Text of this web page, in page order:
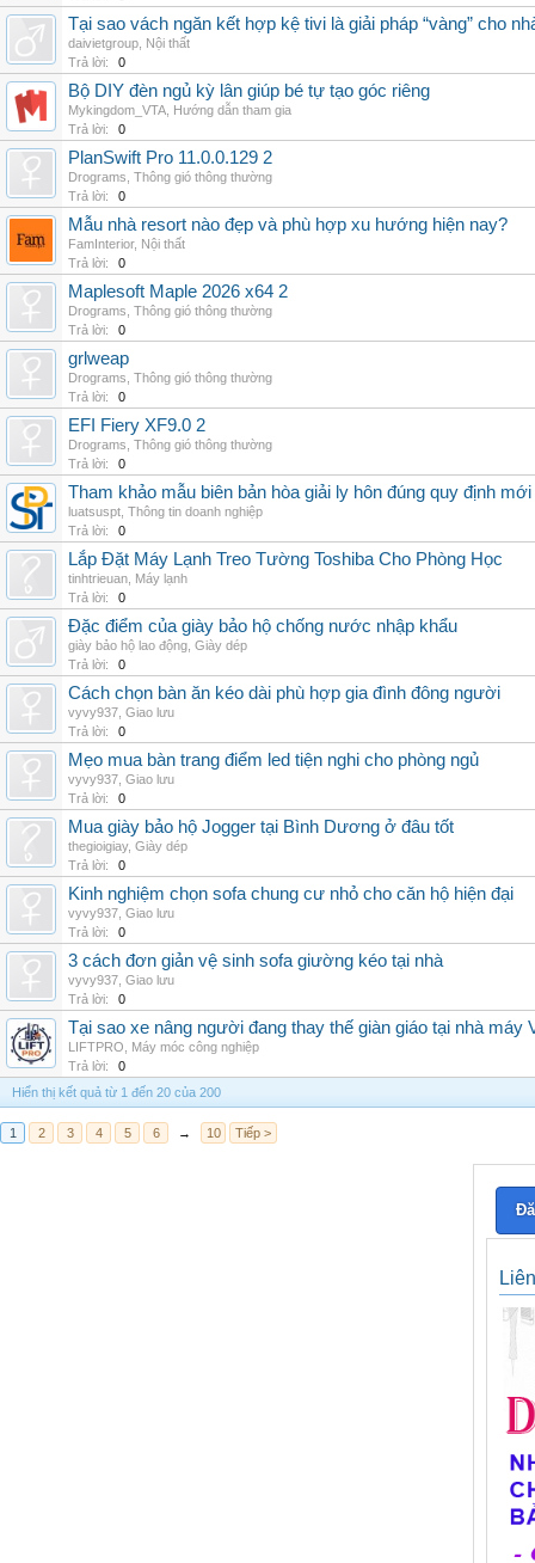
Tại sao vách ngăn kết hợp kệ tivi là giải pháp “vàng” cho
daivietgroup Nội thất
Trả lời:
0
Bộ DIY đèn ngủ kỳ lân giúp bé tự tạo góc riêng
Mykingdom_VTA Hướng dẫn tham gia
Trả lời:
0
PlanSwift Pro 11.0.0.129 2
Drograms Thông gió thông thường
Trả lời:
0
Mẫu nhà resort nào đẹp và phù hợp xu hướng hiện nay?
FamInterior, Nội thất
Trả lời:
0
Maplesoft Maple 2026 x64 2
Drograms Thông gió thông thường
Trả lời:
0
grlweap
Drograms Thông gió thông thường
Trả lời:
0
EFI Fiery XF9.0 2
Drograms Thông gió thông thường
Trả lời:
0
Tham khảo mẫu biên bản hòa giải ly hôn đúng quy định mới
luatsuspt Thông tin doanh nghiệp
Trả lời:
0
Lắp Đặt Máy Lạnh Treo Tường Toshiba Cho Phòng Học
tinhtrieuan Máy lạnh
Trả lời:
0
Đặc điểm của giày bảo hộ chống nước nhập khẩu
giày bảo hộ lao động Giày dép
Trả lời:
0
Cách chọn bàn ăn kéo dài phù hợp gia đình đông người
vyvy937 Giao lưu
Trả lời:
0
Mẹo mua bàn trang điểm led tiện nghi cho phòng ngủ
vyvy937 Giao lưu
Trả lời:
0
Mua giày bảo hộ Jogger tại Bình Dương ở đâu tốt
thegioigiay, Giày dép
Trả lời:
0
Kinh nghiệm chọn sofa chung cư nhỏ cho căn hộ hiện đại
vyvy937 Giao lưu
Trả lời:
0
3 cách đơn giản vệ sinh sofa giường kéo tại nhà
vyvy937 Giao lưu
Trả lời:
0
Tại sao xe nâng người đang thay thế giàn giáo tại nhà máy
LIFTPRO
Máy móc công nghiệp
Trả lời:
0
Hiển thị kết quả từ 1 đến 20 của 200
1 2 3 4 5 6 → 10 Tiếp >